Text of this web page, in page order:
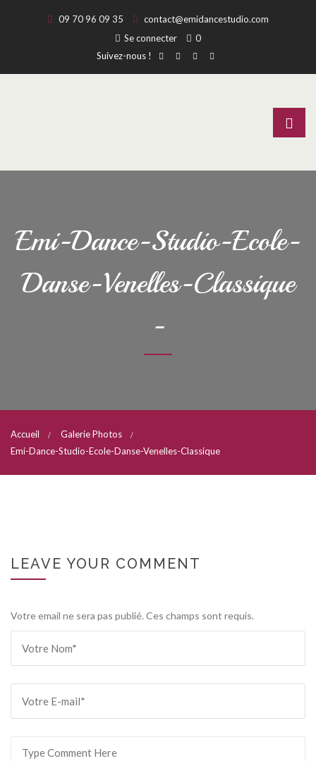
09 70 96 09 35
contact@emidancestudio.com
Se connecter
0
Suivez-nous !
Emi-Dance-Studio-Ecole-
Danse-Venelles-Classique
-
Accueil
Galerie Photos
Emi-Dance-Studio-Ecole-Danse-Venelles-Classique
LEAVE YOUR COMMENT
Votre email ne sera pas publié. Ces champs sont requis.